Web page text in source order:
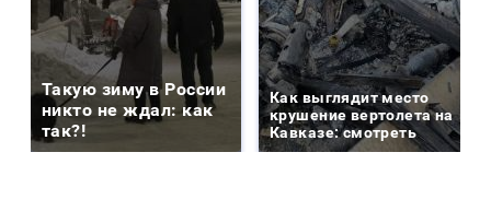
Такую зиму в России
никто не ждал: как
так?!
Как выглядит место
крушение вертолета на
Кавказе: смотреть